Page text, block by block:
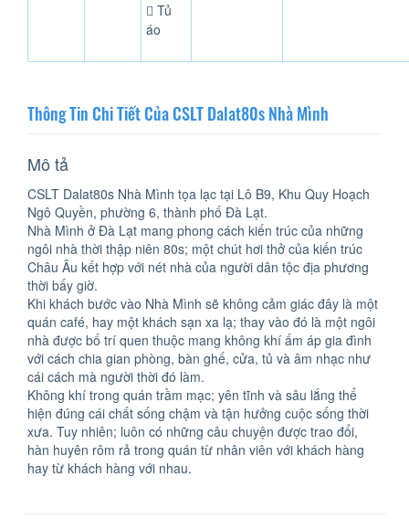
Tủ
áo
Thông Tin Chi Tiết Của CSLT Dalat80s Nhà Mình
Mô tả
CSLT Dalat80s Nhà Mình tọa lạc tại Lô B9, Khu Quy Hoạch
Ngô Quyền, phường 6, thành phố Đà Lạt.
Nhà Mình ở Đà Lạt mang phong cách kiến trúc của những
ngôi nhà thời thập niên 80s; một chút hơi thở của kiến trúc
Châu Âu kết hợp với nét nhà của người dân tộc địa phương
thời bấy giờ.
Khi khách bước vào Nhà Mình sẽ không cảm giác đây là một
quán café, hay một khách sạn xa lạ; thay vào đó là một ngôi
nhà được bố trí quen thuộc mang không khí ấm áp gia đình
với cách chia gian phòng, bàn ghế, cửa, tủ và âm nhạc như
cái cách mà người thời đó làm.
Không khí trong quán trầm mạc; yên tĩnh và sâu lắng thể
hiện đúng cái chất sống chậm và tận hưởng cuộc sống thời
xưa. Tuy nhiên; luôn có những câu chuyện được trao đổi,
hàn huyên rôm rả trong quán từ nhân viên với khách hàng
hay từ khách hàng với nhau.